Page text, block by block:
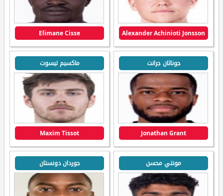
Alexander Achinioti Jonsson
Elimane Cisse
جوناثان جرانت
Jonathan Grant
ماكسيم تيسوت
Maxim Tissot
مونتي محسن جوردان دونستان